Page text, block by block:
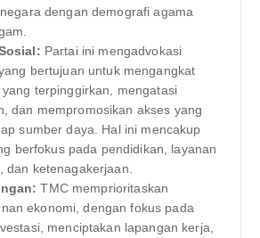
dengan demografi agama
Partai ini mengadvokasi
bertujuan untuk mengangkat
yang terpinggirkan, mengatasi
dan mempromosikan akses yang
sumber daya. Hal ini mencakup
berfokus pada pendidikan, layanan
dan ketenagakerjaan.
TMC memprioritaskan
ekonomi, dengan fokus pada
menciptakan lapangan kerja,